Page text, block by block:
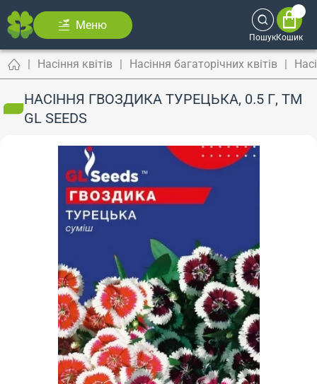
Меню
ПошукКошик
Насіння квітів Насіння багаторічних квітів
НАСІННЯ ГВОЗДИКА ТУРЕЦЬКА, 0.5 Г, ТМ
GL SEEDS